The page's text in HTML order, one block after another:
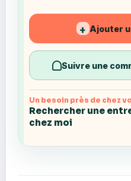
+ Ajouter
Suivre une
Un besoin près de chez
Rechercher une
chez moi